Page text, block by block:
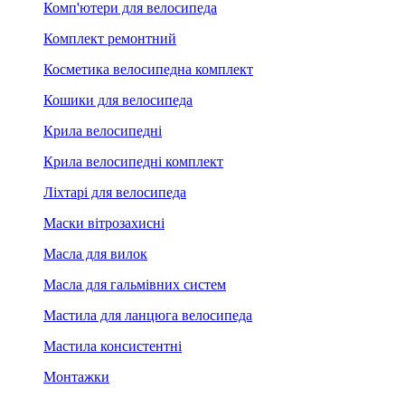
Комп'ютери для велосипеда
Комплект ремонтний
Косметика велосипедна комплект
Кошики для велосипеда
Крила велосипедні
Крила велосипедні комплект
Ліхтарі для велосипеда
Маски вітрозахисні
Масла для вилок
Масла для гальмівних систем
Мастила для ланцюга велосипеда
Мастила консистентні
Монтажки